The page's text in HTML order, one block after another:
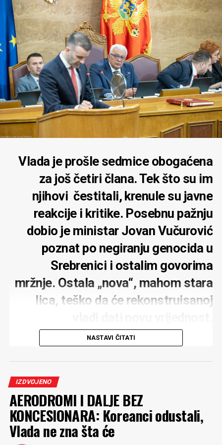
Vlada je prošle sedmice obogaćena
za još četiri člana. Tek što su im
njihovi čestitali, krenule su javne
reakcije i kritike. Posebnu pažnju
dobio je ministar Jovan Vučurović
poznat po negiranju genocida u
Srebrenici i ostalim govorima
mržnje. Ostala „nova“, mahom stara
lica, teško da će rekonstruisanoj
Zadovoljstvo je predsjednika
Četiri nova lica koje je predložio za treću rekonstrukciju
vlade, premijerMilojko Spajić
predstavljao. Doduše, nijesu baš ni novi. Uglavnom,
NASTAVI ČITATI
IZDVOJENO
AERODROMI I DALJE BEZ
KONCESIONARA: Koreanci odustali,
Vlada ne zna šta će